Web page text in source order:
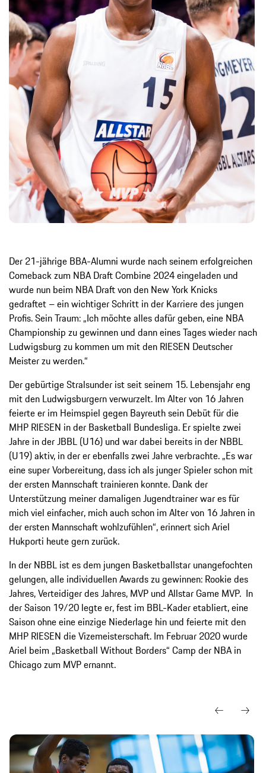
Der 21-jährige BBA-Alumni wurde nach seinem erfolgreichen
Comeback zum NBA Draft Combine 2024 eingeladen und
wurde nun beim NBA Draft von den New York Knicks
gedraftet – ein wichtiger Schritt in der Karriere des jungen
Profis. Sein Traum: „Ich möchte alles dafür geben, eine NBA
Championship zu gewinnen und dann eines Tages wieder nach
Ludwigsburg zu kommen um mit den RIESEN Deutscher
Meister zu werden.“
Der gebürtige Stralsunder ist seit seinem 15. Lebensjahr eng
mit den Ludwigsburgern verwurzelt. Im Alter von 16 Jahren
feierte er im Heimspiel gegen Bayreuth sein Debüt für die
MHP RIESEN in der Basketball Bundesliga. Er spielte zwei
Jahre in der JBBL (U16) und war dabei bereits in der NBBL
(U19) aktiv, in der er ebenfalls zwei Jahre verbrachte. „Es war
eine super Vorbereitung, dass ich als junger Spieler schon mit
der ersten Mannschaft trainieren konnte. Dank der
Unterstützung meiner damaligen Jugendtrainer war es für
mich viel einfacher, mich auch schon im Alter von 16 Jahren in
der ersten Mannschaft wohlzufühlen“, erinnert sich Ariel
Hukporti heute gern zurück.
In der NBBL ist es dem jungen Basketballstar unangefochten
gelungen, alle individuellen Awards zu gewinnen: Rookie des
Jahres, Verteidiger des Jahres, MVP und Allstar Game MVP. In
der Saison 19/20 legte er, fest im BBL-Kader etabliert, eine
Saison ohne eine einzige Niederlage hin und feierte mit den
MHP RIESEN die Vizemeisterschaft. Im Februar 2020 wurde
Ariel beim „Basketball Without Borders“ Camp der NBA in
Chicago zum MVP ernannt.